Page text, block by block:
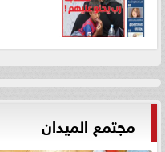
مجتمع الميدان